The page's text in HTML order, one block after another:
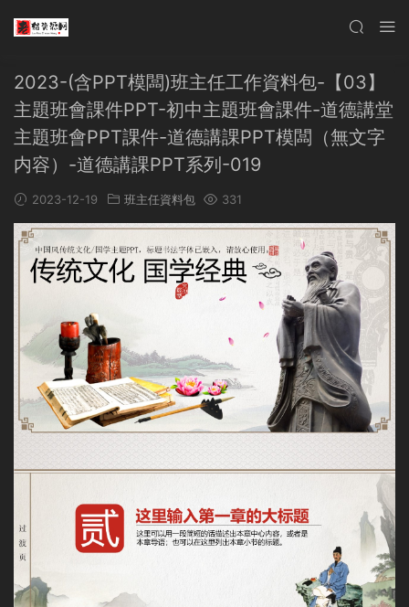
2023-(含PPT模闆)班主任工作資料包-【03】
主題班會課件PPT-初中主題班會課件-道德講堂
主題班會PPT課件-道德講課PPT模闆（無文字
内容）-道德講課PPT系列-019
2023-12-19 班主任資料包 331